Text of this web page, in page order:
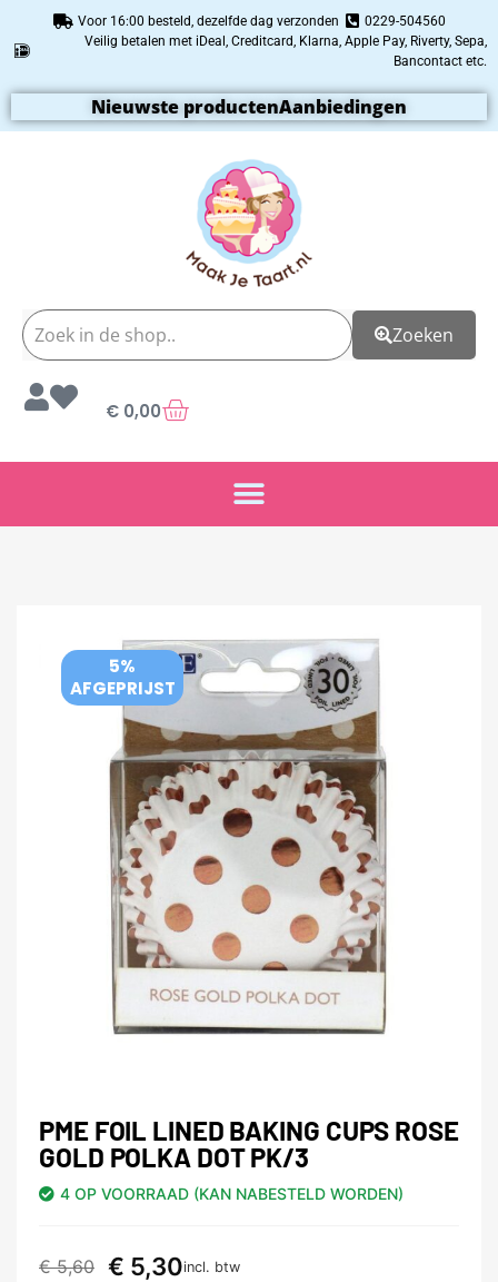
Voor 16:00 besteld, dezelfde dag verzonden
0229-504560
Veilig betalen met iDeal, Creditcard, Klarna, Apple Pay, Riverty, Sepa,
Bancontact etc.
Nieuwste productenAanbiedingen
Zoeken
€ 0,00
5%
AFGEPRIJST
PME FOIL LINED BAKING CUPS ROSE
GOLD POLKA DOT PK/3
4 OP VOORRAAD (KAN NABESTELD WORDEN)
€5,60 € 5,30incl. btw